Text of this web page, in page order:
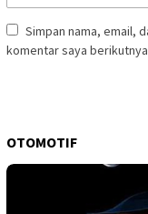
Simpan nama, email,
komentar saya
OTOMOTIF